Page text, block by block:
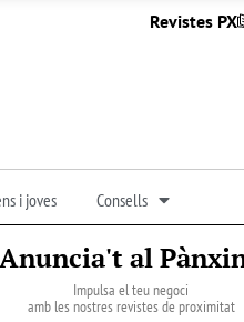
Revistes PX
i joves Consells
Anuncia't al
Impulsa el teu negoci
amb les nostres revistes de proximitat